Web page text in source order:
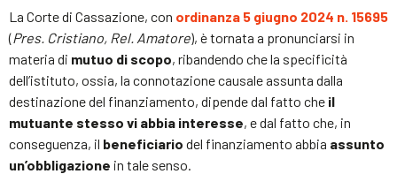
La Corte di Cassazione, con ordinanza 5 giugno 2024 n. 15695
(Pres. Cristiano, Rel. Amatore), è tornata a pronunciarsi in
materia di mutuo di scopo, ribandendo che la specificità
dell’istituto, ossia, la connotazione causale assunta dalla
destinazione del finanziamento, dipende dal fatto che il
mutuante stesso vi abbia interesse, e dal fatto che, in
conseguenza, il beneficiario del finanziamento abbia assunto
un’obbligazione in tale senso.